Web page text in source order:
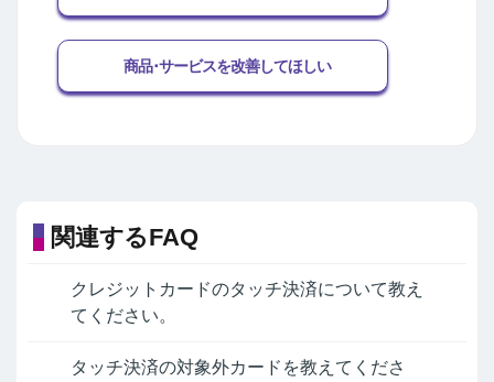
商品･サービスを改善してほしい
関連するFAQ
クレジットカードのタッチ決済について教え
てください。
タッチ決済の対象外カードを教えてくださ